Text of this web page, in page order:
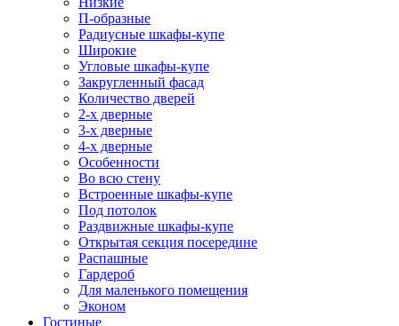
П-образные
Радиусные шкафы-купе
Широкие
Угловые шкафы-купе
Закругленный фасад
Количество дверей
2-х дверные
3-х дверные
4-х дверные
Особенности
Во всю стену
Встроенные шкафы-купе
Под потолок
Раздвижные шкафы-купе
Открытая секция посередине
Распашные
Гардероб
Для маленького помещения
Эконом
Гостиные